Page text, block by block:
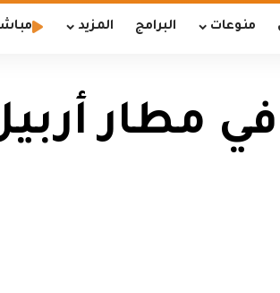
منوعات البرامج المزيد
مطار